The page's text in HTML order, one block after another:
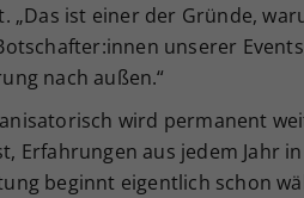
„Das ist einer der Gründe,
unserer
nach außen.“
wird permanent
Erfahrungen aus jedem Jahr
beginnt eigentlich schon